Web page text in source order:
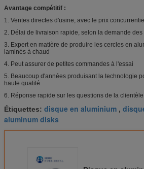
Avantage compétitif :
1. Ventes directes d'usine, avec le prix
2. Délai de livraison rapide, selon la demande des
3. Expert en matière de produire les cercles en
laminés à chaud
4. Peut assurer de petites commandes à l'essai
5. Beaucoup d'années produisant la technologie
haute qualité
6. Réponse rapide sur les questions de la clientèle
Étiquettes: disque en aluminium ,
aluminum disks